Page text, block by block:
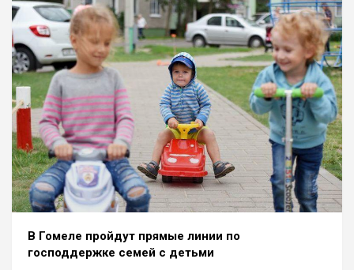
В Гомеле пройдут прямые линии по
господдержке семей с детьми